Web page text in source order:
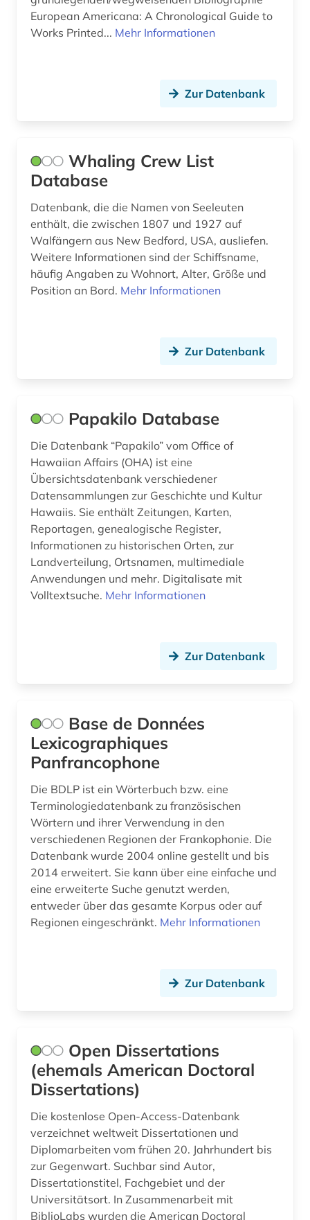
plastik (1)
politische wissenschaft (1)
politischer flüchtling (1)
politisches system (1)
polymere (1)
publikumszeitschrift (1)
publizistik (1)
quelle (8)
quellensammlung (1)
rassismus (1)
recht (1)
rechtswissenschaft (1)
religionswissenschaft (1)
risikofaktor (1)
römisches reich (1)
sammlung (1)
schiffe (1)
schifffahrt (1)
schule (1)
schwarze (6)
schützengraben-zeitungen (1)
sicherheitspolitik (1)
sklavenhandel (1)
slangwörterbuch (1)
sozialanthropologie (1)
sozialgeschichte 1900-2000 (1)
sozialstruktur (1)
European Americana: A Chronological Guide to
Works Printed... Mehr Informationen
Zur Datenbank
Whaling Crew List
Database
Datenbank, die die Namen von Seeleuten
enthält, die zwischen 1807 und 1927 auf
Walfängern aus New Bedford, USA, ausliefen.
Weitere Informationen sind der Schiffsname,
häufig Angaben zu Wohnort, Alter, Größe und
Position an Bord. Mehr Informationen
Zur Datenbank
Papakilo Database
Die Datenbank “Papakilo” vom Office of
Hawaiian Affairs (OHA) ist eine
Übersichtsdatenbank verschiedener
Datensammlungen zur Geschichte und Kultur
Hawaiis. Sie enthält Zeitungen, Karten,
Reportagen, genealogische Register,
Informationen zu historischen Orten, zur
Landverteilung, Ortsnamen, multimediale
Anwendungen und mehr. Digitalisate mit
Volltextsuche. Mehr Informationen
Zur Datenbank
Base de Données
Lexicographiques
Panfrancophone
Die BDLP ist ein Wörterbuch bzw. eine
Terminologiedatenbank zu französischen
Wörtern und ihrer Verwendung in den
verschiedenen Regionen der Frankophonie. Die
Datenbank wurde 2004 online gestellt und bis
2014 erweitert. Sie kann über eine einfache und
eine erweiterte Suche genutzt werden,
entweder über das gesamte Korpus oder auf
Regionen eingeschränkt. Mehr Informationen
Zur Datenbank
Open Dissertations
(ehemals American Doctoral
Dissertations)
Die kostenlose Open-Access-Datenbank
verzeichnet weltweit Dissertationen und
Diplomarbeiten vom frühen 20. Jahrhundert bis
zur Gegenwart. Suchbar sind Autor,
Dissertationstitel, Fachgebiet und der
Universitätsort. In Zusammenarbeit mit
BiblioLabs wurden die American Doctoral